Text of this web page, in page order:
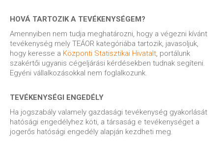
HOVÁ TARTOZIK A TEVÉKENYSÉGEM?
Amennyiben nem tudja meghatározni, hogy a végezni kívánt
tevékenység mely TEÁOR kategóriába tartozik, javasoljuk,
hogy keresse a Központi Statisztikai Hivatalt , portálunk
szakértői ugyanis cégeljárási kérdésekben tudnak segíteni.
Egyéni vállalkozásokkal nem foglalkozunk.
TEVÉKENYSÉGI ENGEDÉLY
Ha jogszabály valamely gazdasági tevékenység gyakorlását
hatósági engedélyhez köti, a társaság e tevékenységet a
jogerős hatósági engedély alapján kezdheti meg.